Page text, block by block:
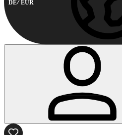
DE EUR